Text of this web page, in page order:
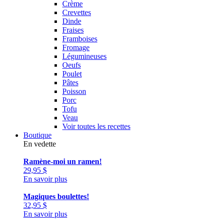
Crème
Crevettes
Dinde
Fraises
Framboises
Fromage
Légumineuses
Oeufs
Poulet
Pâtes
Poisson
Porc
Tofu
Veau
Voir toutes les recettes
Boutique
En vedette
Ramène-moi un ramen!
29,95 $
En savoir plus
Magiques boulettes!
32,95 $
En savoir plus